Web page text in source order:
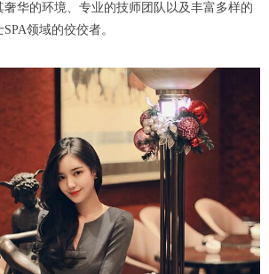
的环境、专业的技师团队以及丰富多样的
领域的佼佼者。